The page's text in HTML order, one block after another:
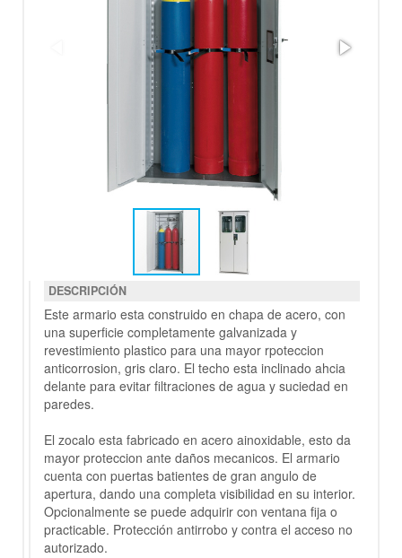
DESCRIPCIÓN
Este armario esta construido en chapa de acero, con
una superficie completamente galvanizada y
revestimiento plastico para una mayor rpoteccion
anticorrosion, gris claro. El techo esta inclinado ahcia
delante para evitar filtraciones de agua y suciedad en
paredes.
El zocalo esta fabricado en acero ainoxidable, esto da
mayor proteccion ante daños mecanicos. El armario
cuenta con puertas batientes de gran angulo de
apertura, dando una completa visibilidad en su interior.
Opcionalmente se puede adquirir con ventana fija o
practicable. Protección antirrobo y contra el acceso no
autorizado.